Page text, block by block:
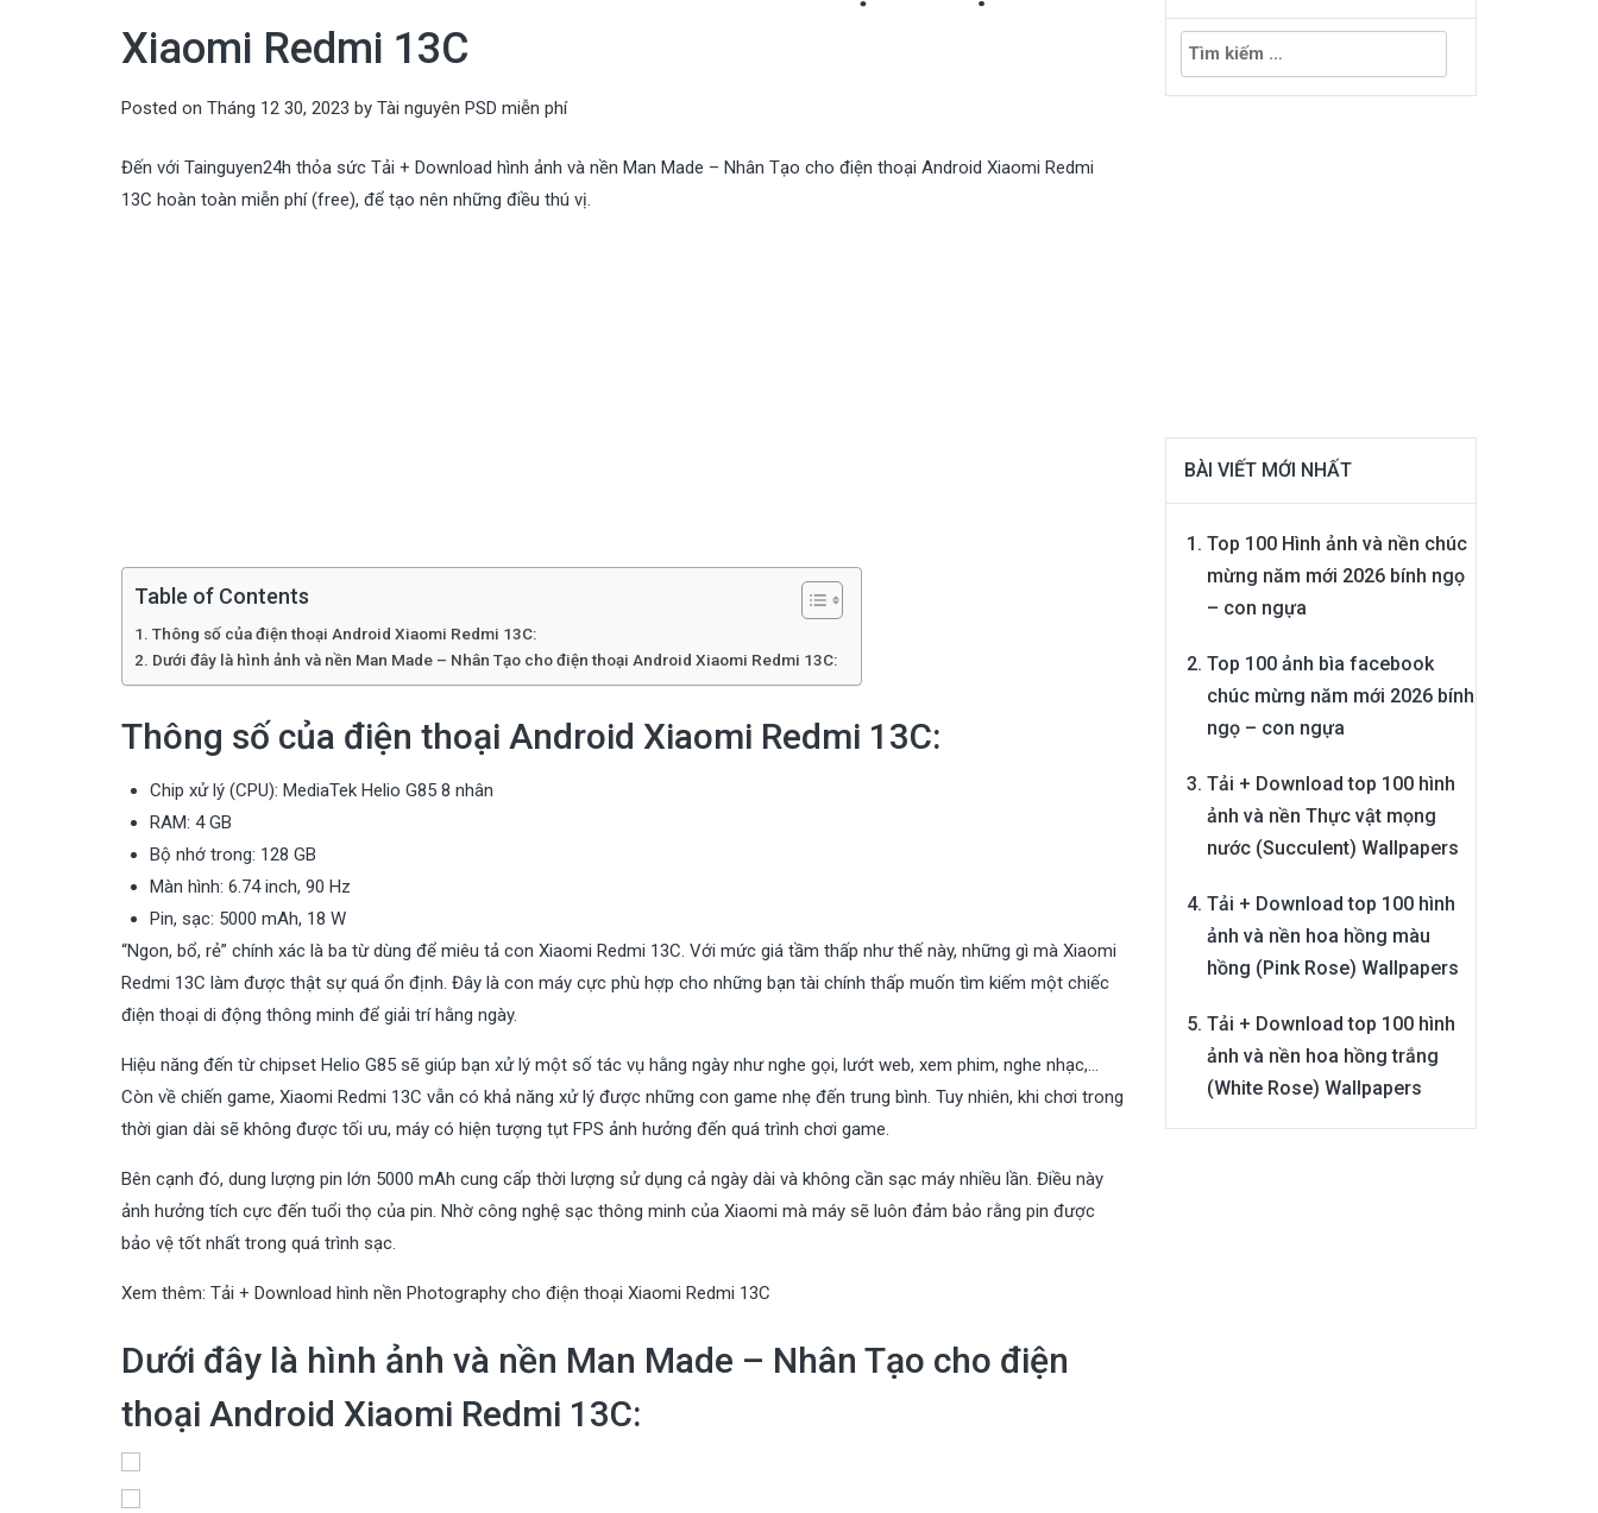
Xiaomi Redmi 13C
Posted on Tháng 12 30, 2023 by Tài nguyên PSD miễn phí
Đến với Tainguyen24h thỏa sức Tải + Download hình ảnh và nền Man Made – Nhân Tạo cho điện thoại Android Xiaomi Redmi
13C hoàn toàn miễn phí (free), để tạo nên những điều thú vị.
Table of Contents
Thông số của điện thoại Android Xiaomi Redmi 13C:
Dưới đây là hình ảnh và nền Man Made – Nhân Tạo cho điện thoại Android Xiaomi Redmi 13C:
Thông số của điện thoại Android Xiaomi Redmi 13C:
Chip xử lý (CPU): MediaTek Helio G85 8 nhân
RAM: 4 GB
Bộ nhớ trong: 128 GB
Màn hình: 6.74 inch, 90 Hz
Pin, sạc: 5000 mAh, 18 W
“Ngon, bổ, rẻ” chính xác là ba từ dùng để miêu tả con Xiaomi Redmi 13C. Với mức giá tầm thấp như thế này, những gì mà Xiaomi
Redmi 13C làm được thật sự quá ổn định. Đây là con máy cực phù hợp cho những bạn tài chính thấp muốn tìm kiếm một chiếc
điện thoại di động thông minh để giải trí hằng ngày.
Hiệu năng đến từ chipset Helio G85 sẽ giúp bạn xử lý một số tác vụ hằng ngày như nghe gọi, lướt web, xem phim, nghe nhạc,…
Còn về chiến game, Xiaomi Redmi 13C vẫn có khả năng xử lý được những con game nhẹ đến trung bình. Tuy nhiên, khi chơi trong
thời gian dài sẽ không được tối ưu, máy có hiện tượng tụt FPS ảnh hưởng đến quá trình chơi game.
Bên cạnh đó, dung lượng pin lớn 5000 mAh cung cấp thời lượng sử dụng cả ngày dài và không cần sạc máy nhiều lần. Điều này
ảnh hưởng tích cực đến tuổi thọ của pin. Nhờ công nghệ sạc thông minh của Xiaomi mà máy sẽ luôn đảm bảo rằng pin được
bảo vệ tốt nhất trong quá trình sạc.
Xem thêm: Tải + Download hình nền Photography cho điện thoại Xiaomi Redmi 13C
Dưới đây là hình ảnh và nền Man Made – Nhân Tạo cho điện
thoại Android Xiaomi Redmi 13C:
Tìm
kiếm
cho:
BÀI VIẾT MỚI NHẤT
Top 100 Hình ảnh và nền chúc
mừng năm mới 2026 bính ngọ
– con ngựa
Top 100 ảnh bìa facebook
chúc mừng năm mới 2026 bính
ngọ – con ngựa
Tải + Download top 100 hình
ảnh và nền Thực vật mọng
nước (Succulent) Wallpapers
Tải + Download top 100 hình
ảnh và nền hoa hồng màu
hồng (Pink Rose) Wallpapers
Tải + Download top 100 hình
ảnh và nền hoa hồng trắng
(White Rose) Wallpapers